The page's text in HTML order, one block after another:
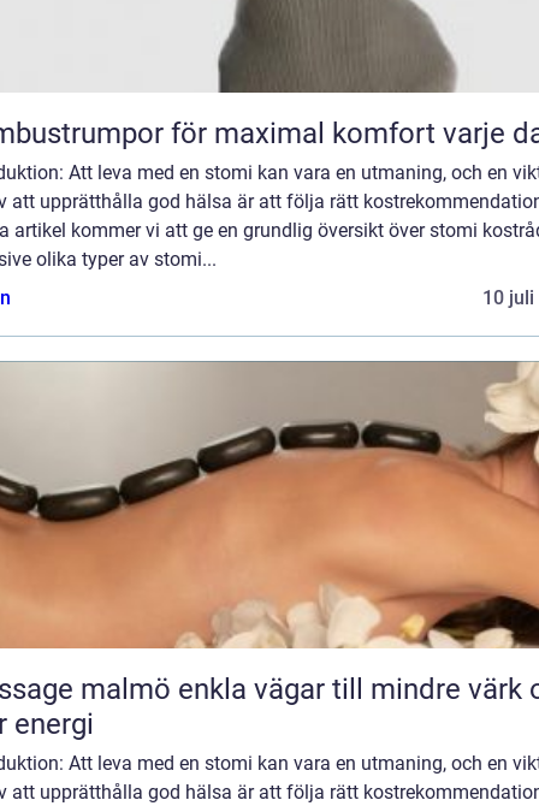
för maximal komfort varje
Att leva med en stomi kan vara en utmaning, och en
att upprätthålla god hälsa är att följa rätt
artikel kommer vi att ge en grundlig översikt över stomi
olika typer av stomi...
10 juli
enkla vägar till mindre värk och
energi
Att leva med en stomi kan vara en utmaning, och en
att upprätthålla god hälsa är att följa rätt